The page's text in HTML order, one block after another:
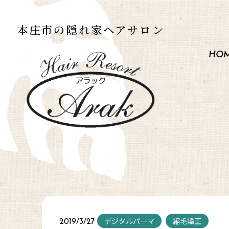
本庄市の隠れ家ヘアサロン
2019/3/27 デジタルパーマ 縮毛矯正